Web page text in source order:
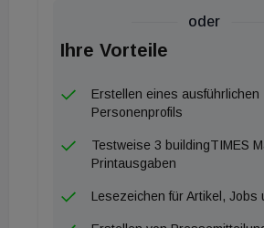
Planungsgebiete des Büros sind im
die Steiermark und Wien.
Mit einer großen Ausnahme, die
in Duino in der Nähe von Triest,
oder
Ihre Vorteile
Erstellen eines ausführlichen
Personenprofils
Testweise 3 buildingTIMES
Printausgaben
Lesezeichen für Artikel, Jobs